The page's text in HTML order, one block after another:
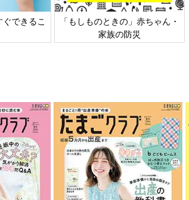
できるこ
「もしものときの」赤ちゃん・
家族の防災